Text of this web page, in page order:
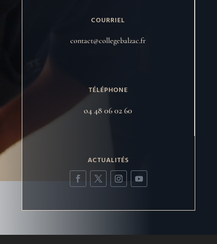
COURRIEL
contact@collegebalzac.fr
TÉLÉPHONE
o4 48 06 02 60
ACTUALITÉS